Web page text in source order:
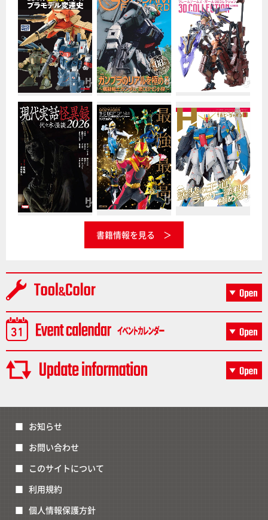
書籍情報を見る
お知らせ
お問い合わせ
このサイトについて
利用規約
個人情報保護方針